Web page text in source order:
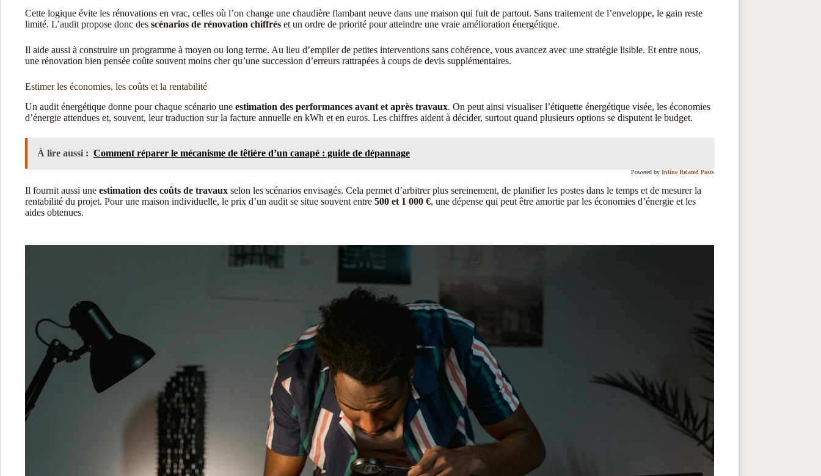
Cette logique évite les rénovations en vrac, celles où l’on change une chaudière flambant neuve dans une maison qui fuit de partout. Sans traitement de l’enveloppe, le gain reste
limité. L’audit propose donc des scénarios de rénovation chiffrés et un ordre de priorité pour atteindre une vraie amélioration énergétique.
Il aide aussi à construire un programme à moyen ou long terme. Au lieu d’empiler de petites interventions sans cohérence, vous avancez avec une stratégie lisible. Et entre nous,
une rénovation bien pensée coûte souvent moins cher qu’une succession d’erreurs rattrapées à coups de devis supplémentaires.
Estimer les économies, les coûts et la rentabilité
Un audit énergétique donne pour chaque scénario une estimation des performances avant et après travaux. On peut ainsi visualiser l’étiquette énergétique visée, les économies
d’énergie attendues et, souvent, leur traduction sur la facture annuelle en kWh et en euros. Les chiffres aident à décider, surtout quand plusieurs options se disputent le budget.
À lire aussi : Comment réparer le mécanisme de têtière d’un canapé : guide de dépannage
Powered by Inline Related Posts
Il fournit aussi une estimation des coûts de travaux selon les scénarios envisagés. Cela permet d’arbitrer plus sereinement, de planifier les postes dans le temps et de mesurer la
rentabilité du projet. Pour une maison individuelle, le prix d’un audit se situe souvent entre 500 et 1 000 €, une dépense qui peut être amortie par les économies d’énergie et les
aides obtenues.